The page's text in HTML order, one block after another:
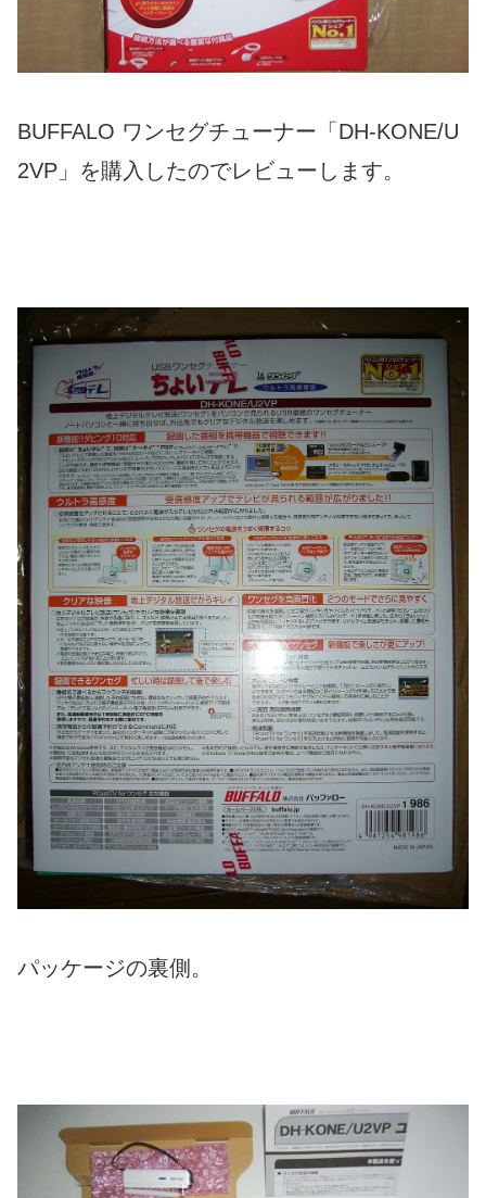
BUFFALO ワンセグチューナー「DH-KONE/U
2VP」を購入したのでレビューします。
パッケージの裏側。